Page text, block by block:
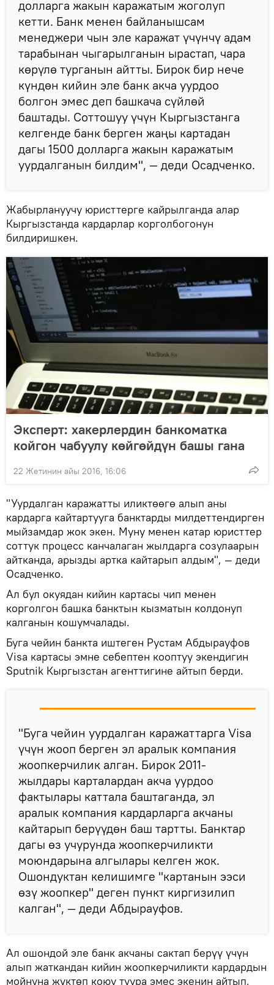
долларга жакын каражатым жоголуп
кетти. Банк менен байланышсам
менеджери чын эле каражат үчүнчү адам
тарабынан чыгарылганын ырастап, чара
көрүлө турганын айтты. Бирок бир нече
күндөн кийин эле банк акча уурдоо
болгон эмес деп башкача сүйлөй
баштады. Соттошуу үчүн Кыргызстанга
келгенде банк берген жаңы картадан
дагы 1500 долларга жакын каражатым
уурдалганын билдим", — деди Осадченко.
Жабырлануучу юристтерге кайрылганда алар
Кыргызстанда кардарлар корголбогонун
билдиришкен.
Эксперт: хакерлердин банкоматка
койгон чабуулу көйгөйдүн башы гана
22 Жетинин айы 2016, 16:06
"Уурдалган каражатты иликтөөгө алып аны
кардарга кайтартууга банктарды милдеттендирген
мыйзамдар жок экен. Муну менен катар юристтер
соттук процесс канчалаган жылдарга созулаарын
айтканда, арызды артка кайтарып алдым", — деди
Осадченко.
Ал бул окуядан кийин картасы чип менен
корголгон башка банктын кызматын колдонуп
калганын кошумчалады.
Буга чейин банкта иштеген Рустам Абдырауфов
Visa картасы эмне себептен кооптуу экендигин
Sputnik Кыргызстан агенттигине айтып берди.
"Буга чейин уурдалган каражаттарга Visa
үчүн жооп берген эл аралык компания
жоопкерчилик алган. Бирок 2011-
жылдары карталардан акча уурдоо
фактылары каттала баштаганда, эл
аралык компания кардарларга акчаны
кайтарып берүүдөн баш тартты. Банктар
дагы өз учурунда жоопкерчиликти
моюндарына алгылары келген жок.
Ошондуктан келишимге "картанын ээси
өзү жоопкер" деген пункт киргизилип
калган", — деди Абдырауфов.
Ал ошондой эле банк акчаны сактап берүү үчүн
алып жаткандан кийин жоопкерчиликти кардардын
мойнуна жүктөп коюу туура эмес экенин айтып,